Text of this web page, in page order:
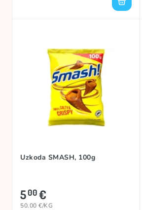
Uzkoda SMASH, 100g
500€
50.00 €/KG